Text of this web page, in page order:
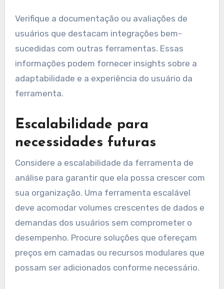
Verifique a documentação ou avaliações de
usuários que destacam integrações bem-
sucedidas com outras ferramentas. Essas
informações podem fornecer insights sobre a
adaptabilidade e a experiência do usuário da
ferramenta.
Escalabilidade para
necessidades futuras
Considere a escalabilidade da ferramenta de
análise para garantir que ela possa crescer com
sua organização. Uma ferramenta escalável
deve acomodar volumes crescentes de dados e
demandas dos usuários sem comprometer o
desempenho. Procure soluções que ofereçam
preços em camadas ou recursos modulares que
possam ser adicionados conforme necessário.